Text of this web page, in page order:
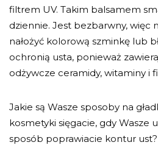
filtrem UV. Takim balsamem
dziennie. Jest bezbarwny, więc
nałożyć kolorową szminkę lub
ochronią usta, ponieważ
odżywcze ceramidy, witaminy i
Jakie są Wasze sposoby na
kosmetyki sięgacie, gdy Wasze
sposób poprawiacie kontur